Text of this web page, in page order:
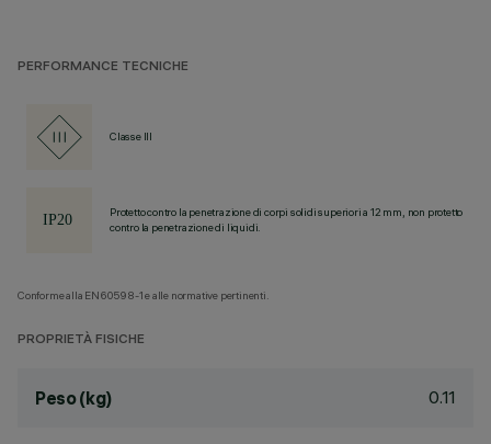
PERFORMANCE TECNICHE
Classe III
Protetto contro la penetrazione di corpi solidi superiori a 12 mm, non protetto
contro la penetrazione di liquidi.
Conforme alla EN60598-1 e alle normative pertinenti.
PROPRIETÀ FISICHE
Peso (kg) 0.11